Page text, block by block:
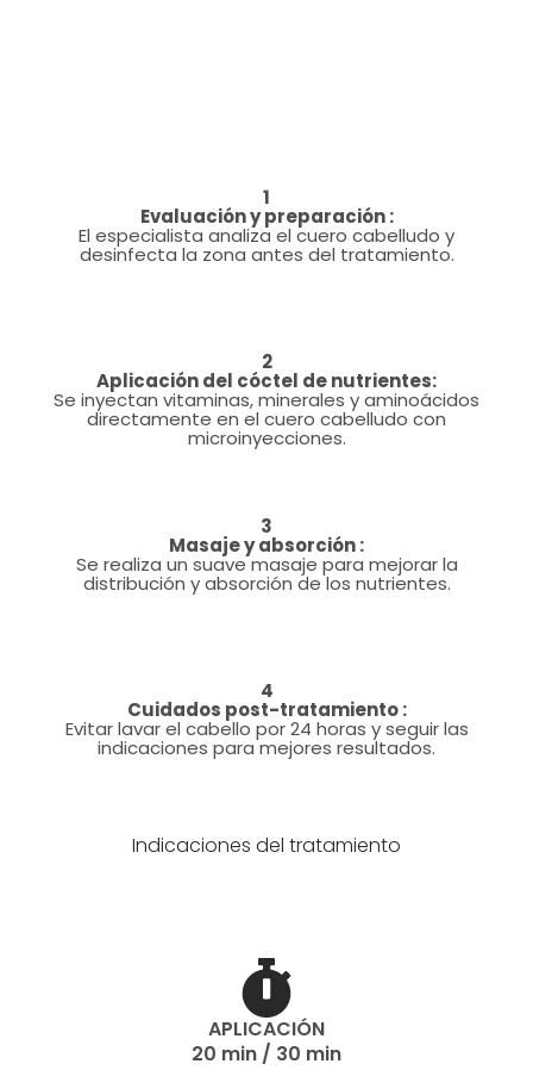
1
Evaluación y preparación :
El especialista analiza el cuero cabelludo y
desinfecta la zona antes del tratamiento.
2
Aplicación del cóctel de nutrientes:
Se inyectan vitaminas, minerales y aminoácidos
directamente en el cuero cabelludo con
microinyecciones.
3
Masaje y absorción :
Se realiza un suave masaje para mejorar la
distribución y absorción de los nutrientes.
4
Cuidados post-tratamiento :
Evitar lavar el cabello por 24 horas y seguir las
indicaciones para mejores resultados.
Indicaciones del tratamiento
APLICACIÓN
20 min / 30 min